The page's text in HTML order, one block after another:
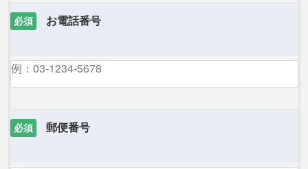
必須 お電話番号
必須 郵便番号